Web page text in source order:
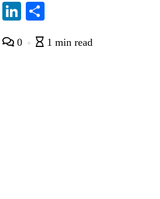
Te
gr
Li
ed di
0 1 min read